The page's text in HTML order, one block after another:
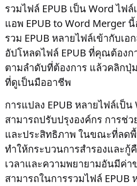
รวมไฟล์ EPUB เป็น Word ไฟ
แอพ EPUB to Word Merger
รวม EPUB หลายไฟล์เข้ากับเอ
อัปโหลดไฟล์ EPUB ที่คุณต้องก
ตามลำดับที่ต้องการ แล้วคลิกปุ่
ที่ดูเป็นมืออาชีพ
การแปลง EPUB หลายไฟล์เป็น
สามารถปรับปรุงองค์กร การช่ว
และประสิทธิภาพ ในขณะที่ลด
ทำให้กระบวนการสำรองและกู้
เวลาและความพยายามอันมีค่
สามารถในการรวมไฟล์